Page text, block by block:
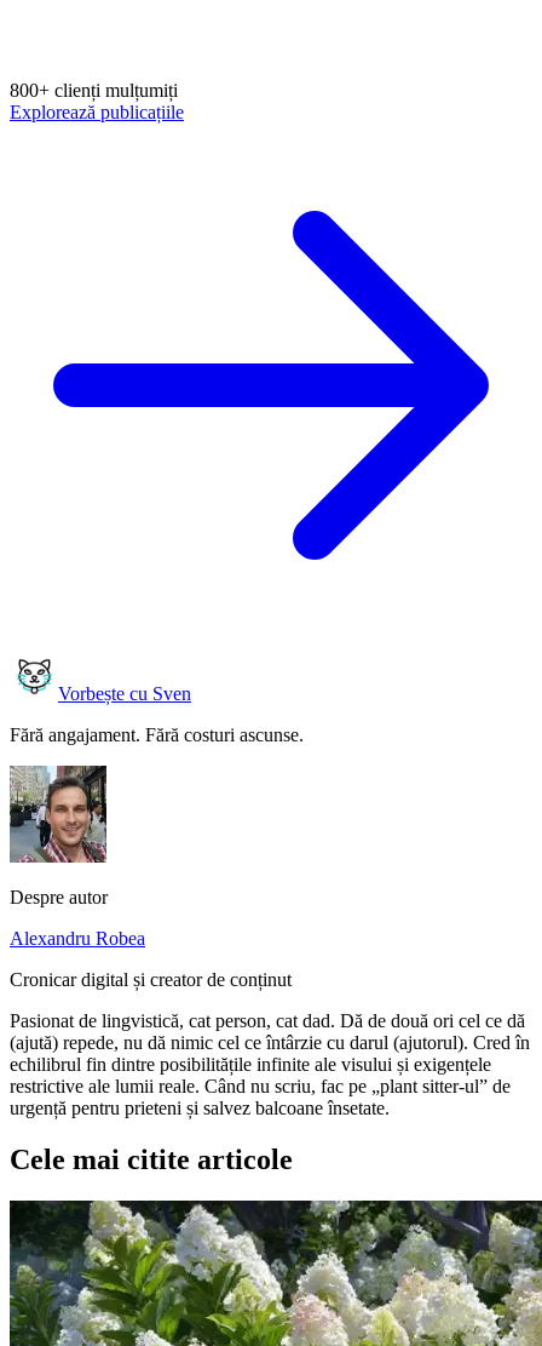
800+ clienți mulțumiți
Explorează publicațiile
Vorbește cu Sven
Fără angajament. Fără costuri ascunse.
Despre autor
Alexandru Robea
Cronicar digital și creator de conținut
Pasionat de lingvistică, cat person, cat dad. Dă de două ori cel ce dă
(ajută) repede, nu dă nimic cel ce întârzie cu darul (ajutorul). Cred în
echilibrul fin dintre posibilitățile infinite ale visului și exigențele
restrictive ale lumii reale. Când nu scriu, fac pe „plant sitter-ul” de
urgență pentru prieteni și salvez balcoane însetate.
Cele mai citite articole